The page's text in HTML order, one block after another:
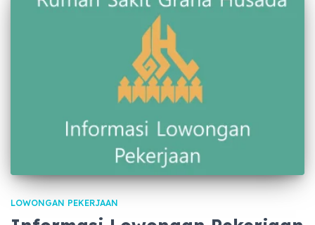
LOWONGAN PEKERJAAN